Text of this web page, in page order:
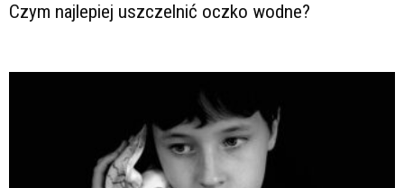
Czym najlepiej uszczelnić oczko wodne?